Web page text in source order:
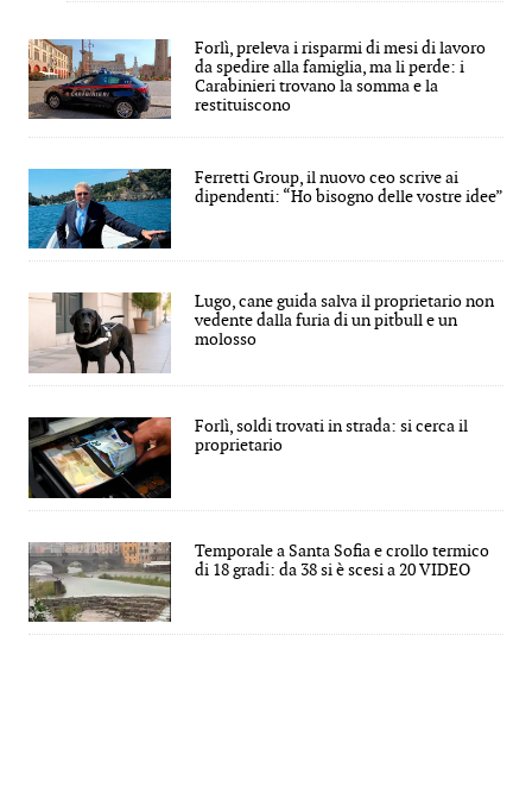
Forlì, preleva i risparmi di mesi di lavoro
da spedire alla famiglia, ma li perde: i
Carabinieri trovano la somma e la
restituiscono
Ferretti Group, il nuovo ceo scrive ai
dipendenti: “Ho bisogno delle vostre idee”
Lugo, cane guida salva il proprietario non
vedente dalla furia di un pitbull e un
molosso
Forlì, soldi trovati in strada: si cerca il
proprietario
Temporale a Santa Sofia e crollo termico
di 18 gradi: da 38 si è scesi a 20 VIDEO